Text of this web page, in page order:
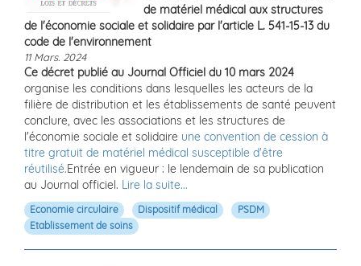
de matériel médical aux structures
de l'économie sociale et solidaire par l'article L. 541-15-13 du
code de l'environnement
11 Mars. 2024
Ce décret publié au Journal Officiel du 10 mars 2024
organise les conditions dans lesquelles les acteurs de la
filière de distribution et les établissements de santé peuvent
conclure, avec les associations et les structures de
l'économie sociale et solidaire une convention de cession à
titre gratuit de matériel médical susceptible d'être
réutilisé.Entrée en vigueur : le lendemain de sa publication
au Journal officiel. Lire la suite...
Economie circulaire Dispositif médical
PSDM
Etablissement de soins